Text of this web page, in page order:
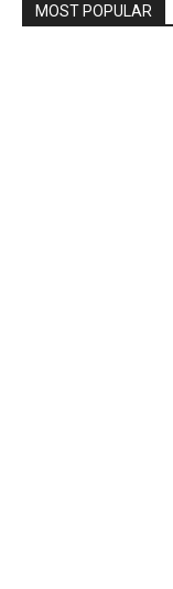
MOST POPULAR